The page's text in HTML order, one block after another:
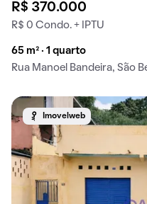
R$ 370.000
R$ 0 Condo. + IPTU
65 m² · 1 quarto
Rua Manoel Bandeira, São
Imovelweb